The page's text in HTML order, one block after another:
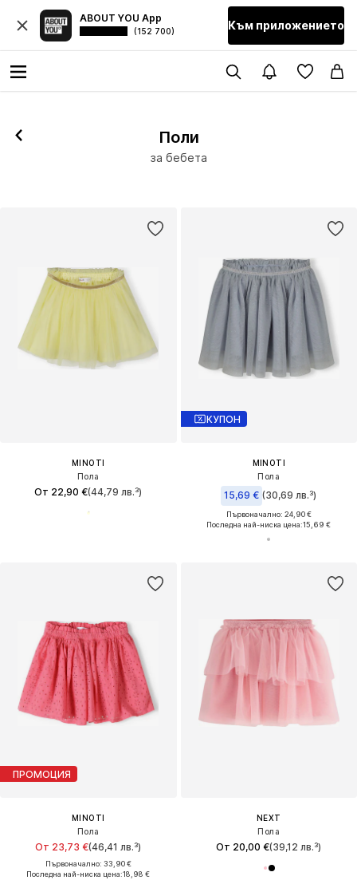
ABOUT YOU App
(152 700) Към приложението
Поли
за бебета
MINOTI
Пола
От 22,90 €(44,79 лв.³)
КУПОН
MINOTI
Пола
15,69 € (30,69 лв.³)
Първоначално: 24,90 €
Последна най-ниска цена:15,69 €
ПРОМОЦИЯ
MINOTI
Пола
От 23,73 €(46,41 лв.³)
Първоначално: 33,90 €
Последна най-ниска цена:18,98 €
NEXT
Пола
От 20,00 €(39,12 лв.³)